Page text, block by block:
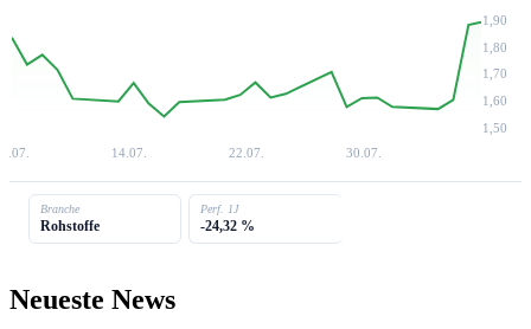
1,90
1,80
1,70
1,60
1,50
14.07. 22.07. 30.07.
Branche
Rohstoffe
Perf. 1J
-24,32 %
Neueste News